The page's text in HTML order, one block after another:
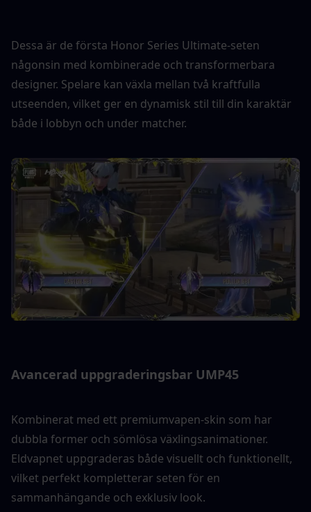
Dessa är de första Honor Series Ultimate-seten
någonsin med kombinerade och transformerbara
designer. Spelare kan växla mellan två kraftfulla
utseenden, vilket ger en dynamisk stil till din karaktär
både i lobbyn och under matcher.
Avancerad uppgraderingsbar UMP45
Kombinerat med ett premiumvapen-skin som har
dubbla former och sömlösa växlingsanimationer.
Eldvapnet uppgraderas både visuellt och funktionellt,
vilket perfekt kompletterar seten för en
sammanhängande och exklusiv look.